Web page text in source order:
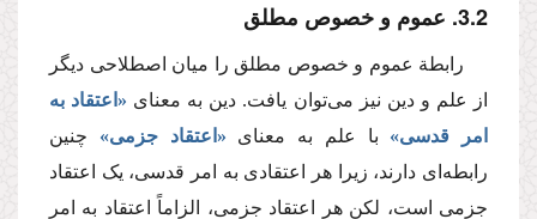
3.2 . عموم و خصوص مطلق
رابطة عموم و خصوص مطلق را میان اصطلاحی دیگر
از علم و دین نیز می‌توان یافت. دین به معنای «اعتقاد به
امر قدسی» با علم به معنای «اعتقاد جزمی» چنین
رابطه‌ای دارند، زیرا هر اعتقادی به امر قدسی، یک اعتقاد
جزمی است، لکن هر اعتقاد جزمی، الزاماً اعتقاد به امر